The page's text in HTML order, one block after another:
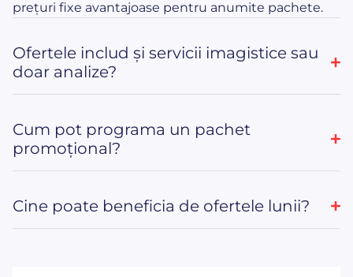
prețuri fixe avantajoase pentru anumite pachete.
Ofertele includ și servicii imagistice sau
doar analize?
Cum pot programa un pachet
promoțional?
Cine poate beneficia de ofertele lunii?